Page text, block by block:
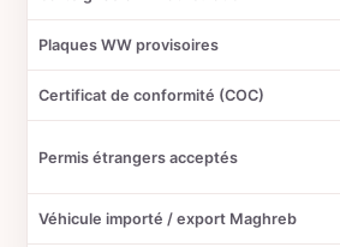
Plaques WW provisoires
Certificat de conformité (COC)
Permis étrangers acceptés
Véhicule importé / export Maghreb